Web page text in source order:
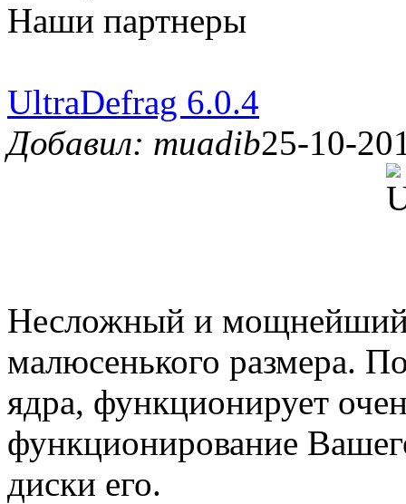
Наши партнеры
UltraDefrag 6.0.4
Добавил: muadib25-10-
Несложный и
малюсенького размера.
ядра, функционирует
функционирование
диски его.